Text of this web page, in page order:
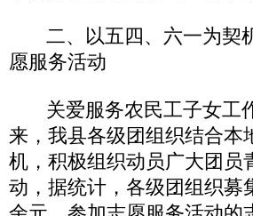
二、以五四、六一为契
愿服务活动
关爱服务农民工子女工
来，我县各级团组织结合本
机，积极组织动员广大团员
动，据统计，各级团组织募